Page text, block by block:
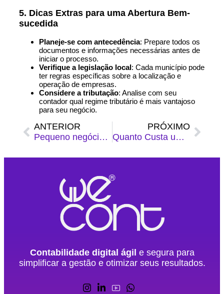
5. Dicas Extras para uma Abertura Bem-
sucedida
Planeje-se com antecedência: Prepare todos os
documentos e informações necessárias antes de
iniciar o processo.
Verifique a legislação local: Cada município pode
ter regras específicas sobre a localização e
operação de empresas.
Considere a tributação: Analise com seu
contador qual regime tributário é mais vantajoso
para seu negócio.
ANTERIOR
Pequeno negócio: saiba como gerenciar um e obter sucesso com esse guia
PRÓXIMO
Quanto Custa um Funcionário? Tudo o Que Você Precisa Saber
Contabilidade digital ágil e segura para
simplificar a gestão e otimizar seus resultados.